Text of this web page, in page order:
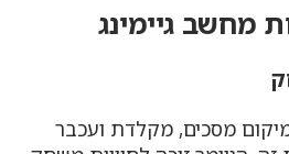
מחשב גיימינג
מסכים, מקלדת ועכבר